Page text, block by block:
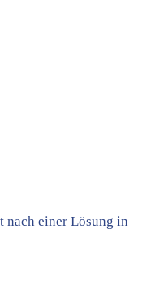
nach einer Lösung in